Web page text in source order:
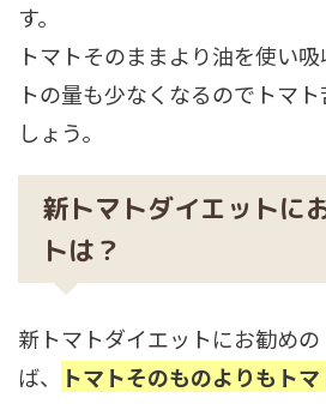
す。
トマトそのままより油を使い
トの量も少なくなるのでトマ
しょう。
新トマトダイエットに
トは？
新トマトダイエットにお勧め
ば、
トマトそのものよりもト